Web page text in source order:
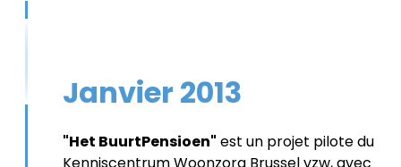
Janvier 2013
"Het BuurtPensioen" est un projet pilote du